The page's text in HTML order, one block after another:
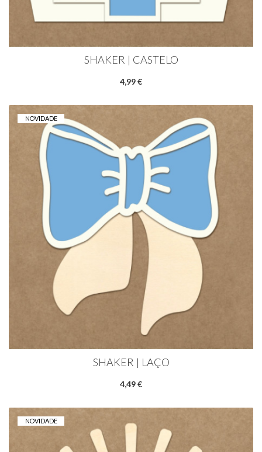
SHAKER | CASTELO
4,99 €
NOVIDADE
SHAKER | LAÇO
4,49 €
NOVIDADE